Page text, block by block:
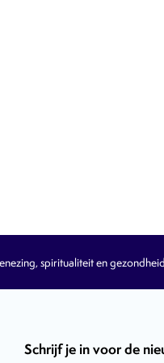
spiritualiteit en
Schrijf je in voor de